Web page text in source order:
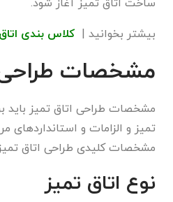
ساخت اتاق تمیز آغاز شود.
بیشتر بخوانید | کلاس بندی
مشخصات طراحی
مشخصات طراحی اتاق تمیز باید
تمیز و الزامات و استانداردهای
مشخصات کلیدی طراحی اتاق تمیز
نوع اتاق تمیز